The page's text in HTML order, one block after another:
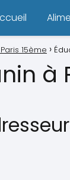
15ème
à